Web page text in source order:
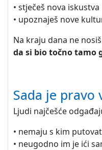
• stječeš nova iskustva
• upoznaješ nove
Na kraju dana ne
da si bio točno tamo
Sada je pravo
Ljudi najčešće
• nemaju s kim
• neugodno im je ići